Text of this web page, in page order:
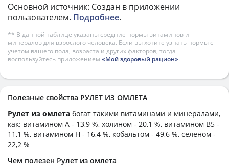
Основной источник: Создан в приложении
пользователем. Подробнее.
** В данной таблице указаны средние нормы витаминов и
минералов для взрослого человека. Если вы хотите узнать нормы с
учетом вашего пола, возраста и других факторов, тогда
воспользуйтесь приложением «Мой здоровый рацион».
Полезные свойства РУЛЕТ ИЗ ОМЛЕТА
Рулет из омлета богат такими витаминами и минералами,
как: витамином А - 13,9 %, холином - 20,1 %, витамином B5 -
11,1 %, витамином H - 16,4 %, кобальтом - 49,6 %, селеном -
22,2 %
Чем полезен Рулет из омлета